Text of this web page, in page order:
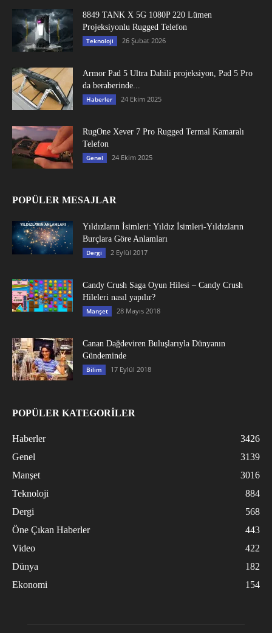
8849 TANK X 5G 1080P 220 Lümen
Projeksiyonlu Rugged Telefon
Teknoloji 26 Şubat 2026
Armor Pad 5 Ultra Dahili projeksiyon, Pad 5 Pro
da beraberinde...
Haberler 24 Ekim 2025
RugOne Xever 7 Pro Rugged Termal Kamaralı
Telefon
Genel 24 Ekim 2025
POPÜLER MESAJLAR
Yıldızların İsimleri: Yıldız İsimleri-Yıldızların
Burçlara Göre Anlamları
Dergi 2 Eylül 2017
Candy Crush Saga Oyun Hilesi – Candy Crush
Hileleri nasıl yapılır?
Manşet 28 Mayıs 2018
Canan Dağdeviren Buluşlarıyla Dünyanın
Gündeminde
Bilim 17 Eylül 2018
POPÜLER KATEGORİLER
Haberler
3426
Genel
3139
Manşet
3016
Teknoloji
884
Dergi
568
Öne Çıkan Haberler
443
Video
422
Dünya
182
Ekonomi
154